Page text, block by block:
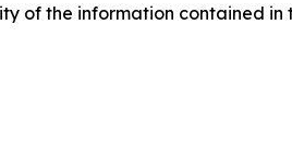
of the information contained